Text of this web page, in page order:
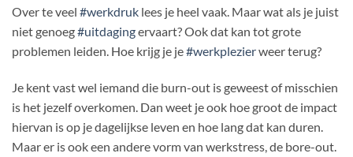
Over te veel #werkdruk lees je heel vaak. Maar wat als je juist
niet genoeg#uitdagingervaart? Ook dat kan tot grote
problemen leiden. Hoe krijg je je#werkplezierweer terug?
Je kent vast wel iemand die burn-out is geweest of misschien
is het jezelf overkomen. Dan weet je ook hoe groot de impact
hiervan is op je dagelijkse leven en hoe lang dat kan duren.
Maar er is ook een andere vorm van werkstress, de bore-out.